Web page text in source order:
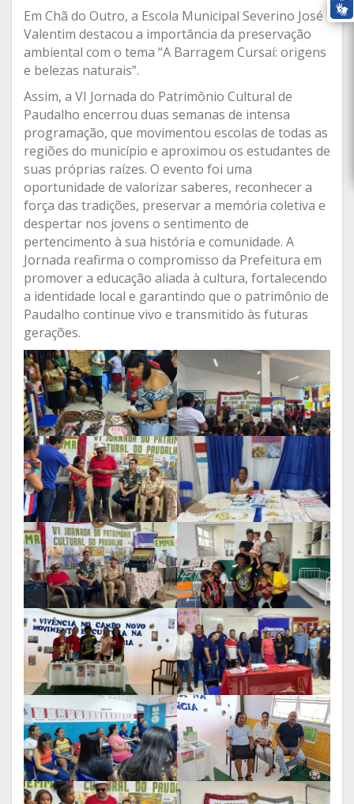
Em Chã do Outro, a Escola Municipal Severino José
Valentim destacou a importância da preservação
ambiental com o tema “A Barragem Cursaí: origens
e belezas naturais”.
Assim, a VI Jornada do Patrimônio Cultural de
Paudalho encerrou duas semanas de intensa
programação, que movimentou escolas de todas as
regiões do município e aproximou os estudantes de
suas próprias raízes. O evento foi uma
oportunidade de valorizar saberes, reconhecer a
força das tradições, preservar a memória coletiva e
despertar nos jovens o sentimento de
pertencimento à sua história e comunidade. A
Jornada reafirma o compromisso da Prefeitura em
promover a educação aliada à cultura, fortalecendo
a identidade local e garantindo que o patrimônio de
Paudalho continue vivo e transmitido às futuras
gerações.